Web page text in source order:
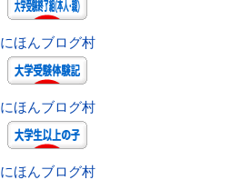
にほんブログ村
にほんブログ村
にほんブログ村